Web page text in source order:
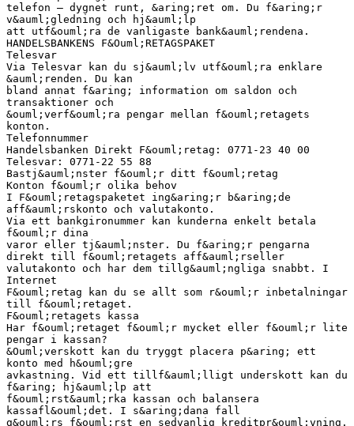
telefon – dygnet runt, &aring;ret om. Du f&aring;r
v&auml;gledning och hj&auml;lp
att utf&ouml;ra de vanligaste bank&auml;rendena.
HANDELSBANKENS F&Ouml;RETAGSPAKET
Telesvar
Via Telesvar kan du sj&auml;lv utf&ouml;ra enklare
&auml;renden. Du kan
bland annat f&aring; information om saldon och
transaktioner och
&ouml;verf&ouml;ra pengar mellan f&ouml;retagets
konton.
Telefonnummer
Handelsbanken Direkt F&ouml;retag: 0771-23 40 00
Telesvar: 0771-22 55 88
Bastj&auml;nster f&ouml;r ditt f&ouml;retag
Konton f&ouml;r olika behov
I F&ouml;retagspaketet ing&aring;r b&aring;de
aff&auml;rskonto och valutakonto.
Via ett bankgironummer kan kunderna enkelt betala
f&ouml;r dina
varor eller tj&auml;nster. Du f&aring;r pengarna
direkt till f&ouml;retagets aff&auml;rseller
valutakonto och har dem tillg&auml;ngliga snabbt. I
Internet
F&ouml;retag kan du se allt som r&ouml;r inbetalningar
till f&ouml;retaget.
F&ouml;retagets kassa
Har f&ouml;retaget f&ouml;r mycket eller f&ouml;r lite
pengar i kassan?
&Ouml;verskott kan du tryggt placera p&aring; ett
konto med h&ouml;gre
avkastning. Vid ett tillf&auml;lligt underskott kan du
f&aring; hj&auml;lp att
f&ouml;rst&auml;rka kassan och balansera
kassafl&ouml;det. I s&aring;dana fall
g&ouml;rs f&ouml;rst en sedvanlig kreditpr&ouml;vning.